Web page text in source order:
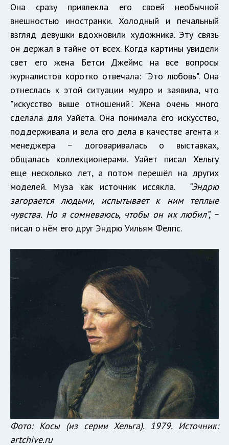
Она сразу привлекла его своей необычной
внешностью иностранки. Холодный и печальный
взгляд девушки вдохновили художника. Эту связь
он держал в тайне от всех. Когда картины увидели
свет его жена Бетси Джеймс на все вопросы
журналистов коротко отвечала: "Это любовь". Она
отнеслась к этой ситуации мудро и заявила, что
"искусство выше отношений". Жена очень много
сделала для Уайета. Она понимала его искусство,
поддерживала и вела его дела в качестве агента и
менеджера − договаривалась о выставках,
общалась коллекционерами. Уайет писал Хельгу
еще несколько лет, а потом перешёл на других
моделей. Муза как источник иссякла.
“Эндрю
загорается людьми, испытывает к ним теплые
чувства. Но я сомневаюсь, чтобы он их любил”, −
писал о нём его друг Эндрю Уильям Фелпс.
Фото: Косы (из серии Хельга). 1979. Источник:
artchive.ru